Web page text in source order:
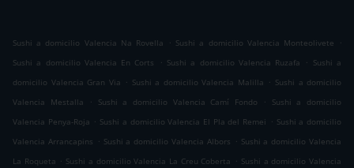
Sushi a domicilio Valencia Na Rovella . Sushi a domicilio Valencia Monteolivete
.
Sushi a domicilio Valencia En Corts
. Sushi a domicilio Valencia Ruzafa . Sushi a
domicilio Valencia Gran Via . Sushi a domicilio Valencia Malilla . Sushi a domicilio
Valencia Mestalla
. Sushi a domicilio Valencia Camí Fondo .
Sushi a domicilio
Valencia Penya-Roja . Sushi a domicilio Valencia El Pla del Remei . Sushi a domicilio
Valencia Arrancapins . Sushi a domicilio Valencia Albors . Sushi a domicilio Valencia
La Roqueta . Sushi a domicilio Valencia La Creu Coberta . Sushi a domicilio Valencia